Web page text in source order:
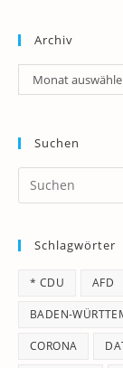
Archiv
Archiv
Monat
Suchen
Schlagwörter
* CDU AFD
BADEN-
CORONA